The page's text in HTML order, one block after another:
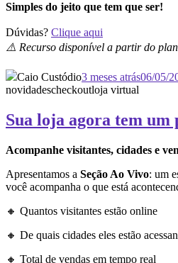
Simples do jeito que tem que ser!
Dúvidas? Clique aqui
⚠️ Recurso disponível a partir do
Caio Custódio3 meses atrás06/05/
novidadescheckoutloja virtual
Sua loja agora tem um
Acompanhe visitantes, cidades e
Apresentamos a Seção Ao Vivo: um
você acompanha o que está
🔸 Quantos visitantes estão online
🔸 De quais cidades eles estão
🔸 Total de vendas em tempo real